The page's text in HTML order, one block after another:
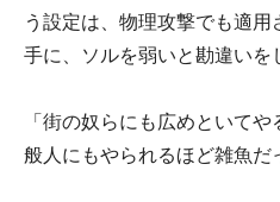
う設定は、物理攻撃でも適
手に、ソルを弱いと勘違いを
「街の奴らにも広めといて
般人にもやられるほど雑魚だ